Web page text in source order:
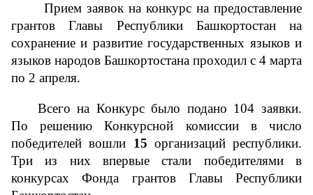
Прием заявок на конкурс на предоставление
грантов Главы Республики Башкортостан на
сохранение и развитие государственных языков и
языков народов Башкортостана проходил с 4 марта
по 2 апреля.
Всего на Конкурс было подано 104 заявки.
По решению Конкурсной комиссии в число
победителей вошли 15 организаций республики.
Три из них впервые стали победителями в
конкурсах Фонда грантов Главы Республики